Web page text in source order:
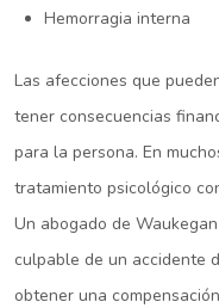
Hemorragia interna
Las afecciones que
tener consecuencias
para la persona. En
tratamiento psicológico
Un abogado de
culpable de un accidente
obtener una